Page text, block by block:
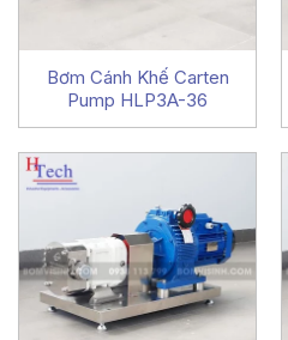
Bơm Cánh Khế Carten
Pump HLP3A-36